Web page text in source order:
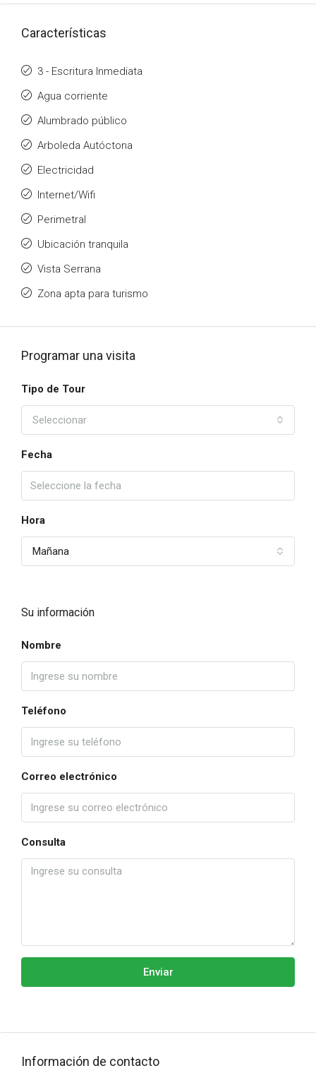
Características
3 - Escritura Inmediata
Agua corriente
Alumbrado público
Arboleda Autóctona
Electricidad
Internet/Wifi
Perimetral
Ubicación tranquila
Vista Serrana
Zona apta para turismo
Programar una visita
Tipo de Tour
Seleccionar
Fecha
Hora
Mañana
Su información
Nombre
Teléfono
Correo electrónico
Consulta
Enviar
Información de contacto